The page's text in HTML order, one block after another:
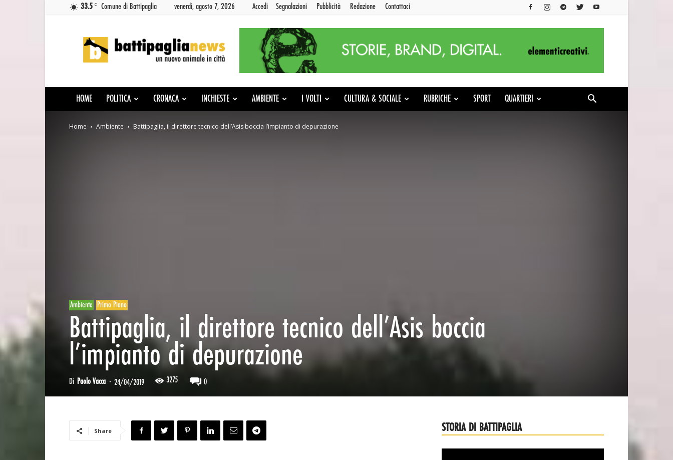
33.5 C Comune di Battipaglia venerdì, agosto 7, 2026 Accedi Segnalazioni Pubblicità Redazione Contattaci
News
HOME POLITICA CRONACA INCHIESTE AMBIENTE I VOLTI CULTURA & SOCIALE RUBRICHE SPORT QUARTIERI
Home Ambiente Battipaglia, il direttore tecnico dell’Asis boccia l’impianto di depurazione
Ambiente Primo Piano
Battipaglia, il direttore tecnico dell’Asis boccia
l’impianto di depurazione
Di Paolo Vacca - 24/04/2019 3275 0
Share STORIA DI BATTIPAGLIA